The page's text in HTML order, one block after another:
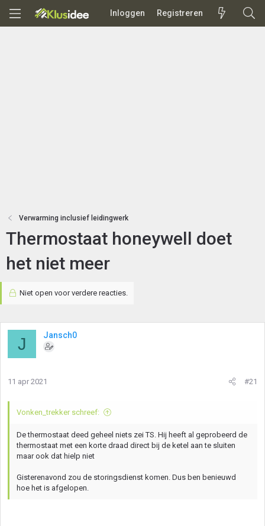
Inloggen Registreren
Verwarming inclusief leidingwerk
Thermostaat honeywell doet
het niet meer
Niet open voor verdere reacties.
J Jansch0
11 apr 2021 #21
Vonken_trekker schreef:
De thermostaat deed geheel niets zei TS. Hij heeft al geprobeerd de
thermostaat met een korte draad direct bij de ketel aan te sluiten
maar ook dat hielp niet
Gisterenavond zou de storingsdienst komen. Dus ben benieuwd
hoe het is afgelopen.